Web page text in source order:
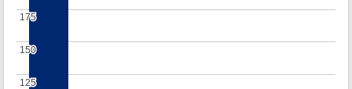
125
125
150
150
175
175